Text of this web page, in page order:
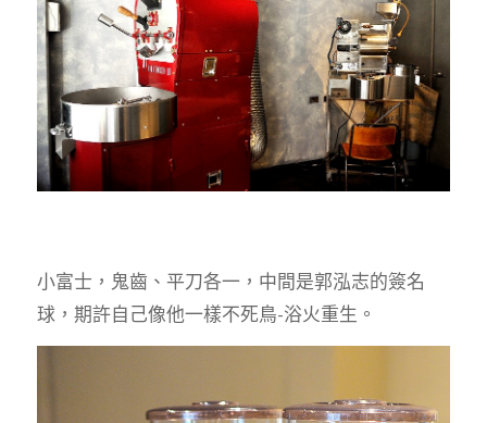
小富士，鬼齒、平刀各一，中間是郭泓志的簽名
球，期許自己像他一樣不死鳥-浴火重生。